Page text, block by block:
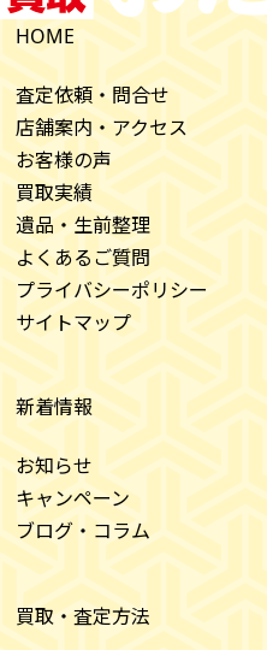
HOME
査定依頼・問合せ
店舗案内・アクセス
お客様の声
買取実績
遺品・生前整理
よくあるご質問
プライバシーポリシー
サイトマップ
新着情報
お知らせ
キャンペーン
ブログ・コラム
買取・査定方法